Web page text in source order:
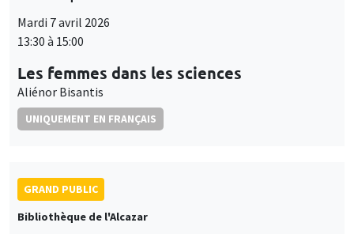
Mardi 7 avril 2026
13:30 à 15:00
Les femmes dans les sciences
Aliénor Bisantis
UNIQUEMENT EN FRANÇAIS
GRAND PUBLIC
Bibliothèque de l'Alcazar